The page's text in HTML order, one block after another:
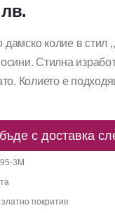
лв.
колие в стил
Стилна
Колието е
с доставка
3M
покритие